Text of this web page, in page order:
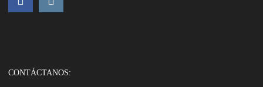
CONTÁCTANOS: